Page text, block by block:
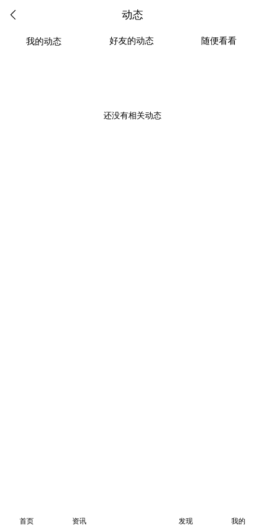
动态
我的动态 好友的动态 随便看看
还没有相关动态
首页 资讯 发现 我的